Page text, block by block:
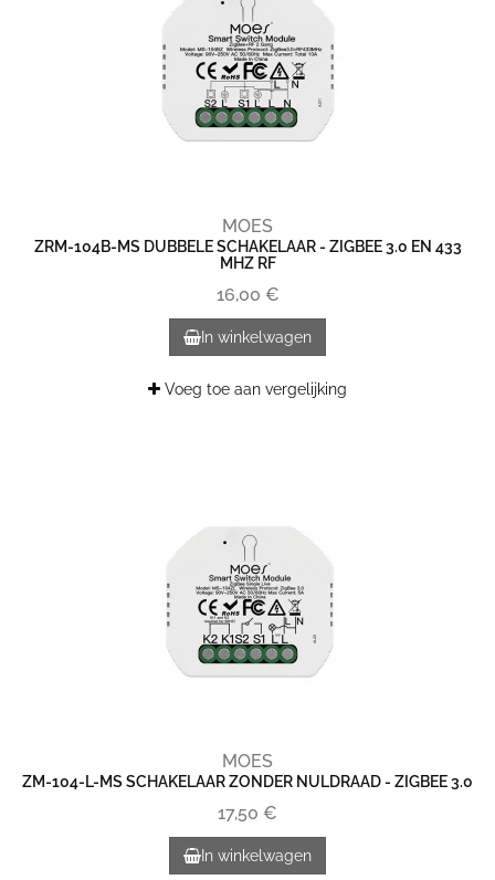
MOES
ZRM-104B-MS DUBBELE SCHAKELAAR - ZIGBEE 3.0 EN 433
MHZ RF
16,00 €
In winkelwagen
Voeg toe aan vergelijking
MOES
ZM-104-L-MS SCHAKELAAR ZONDER NULDRAAD - ZIGBEE 3.0
17,50 €
In winkelwagen